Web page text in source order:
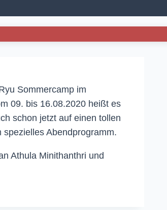
Sommercamp im
09. bis 16.08.2020 heißt es
schon jetzt auf einen tollen
Abendprogramm.
Athula Minithanthri und